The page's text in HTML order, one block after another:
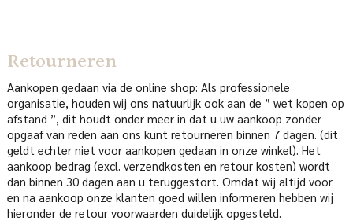
Retourneren
Aankopen gedaan via de online shop: Als professionele
organisatie, houden wij ons natuurlijk ook aan de ” wet kopen op
afstand ”, dit houdt onder meer in dat u uw aankoop zonder
opgaaf van reden aan ons kunt retourneren binnen 7 dagen. (dit
geldt echter niet voor aankopen gedaan in onze winkel). Het
aankoop bedrag (excl. verzendkosten en retour kosten) wordt
dan binnen 30 dagen aan u teruggestort. Omdat wij altijd voor
en na aankoop onze klanten goed willen informeren hebben wij
hieronder de retour voorwaarden duidelijk opgesteld.